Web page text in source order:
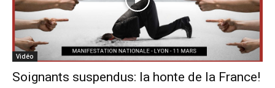
Vidéo
Soignants suspendus: la honte de la France!